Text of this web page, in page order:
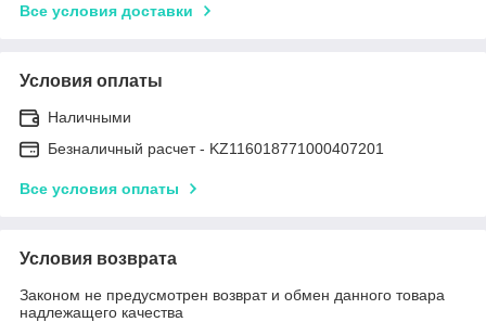
Все условия доставки
Условия оплаты
Наличными
Безналичный расчет - KZ116018771000407201
Все условия оплаты
Условия возврата
Законом не предусмотрен возврат и обмен данного товара
надлежащего качества